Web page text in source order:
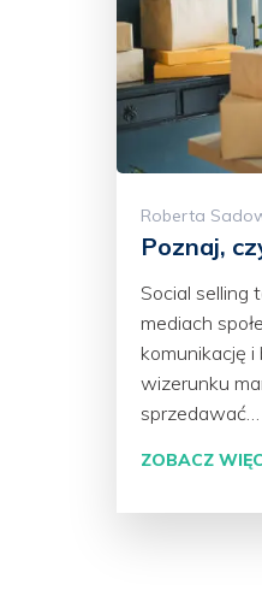
Roberta
Poznaj,
Social
mediach
komunikację
wizerunku
sprzedawać…
ZOBACZ